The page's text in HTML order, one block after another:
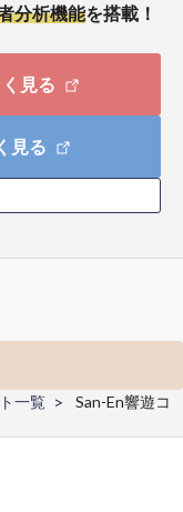
分析機能を搭載！
見る
見る
一覧
San-En響遊コ